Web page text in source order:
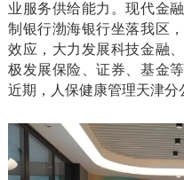
业服务供给能力。现代金
制银行渤海银行坐落我区
效应，大力发展科技金融
极发展保险、证券、基金
近期，人保健康管理天津分